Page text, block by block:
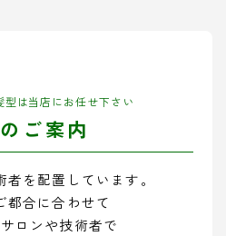
型は当店にお任せ下さい
ご案内
を配置しています。
都合に合わせて
ロンや技術者で